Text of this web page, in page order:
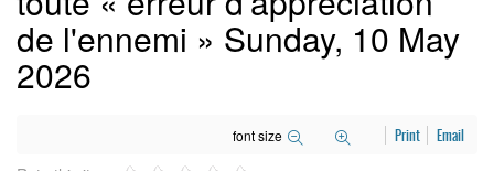
de l'ennemi » Sunday, 10 May
2026
font size Print Email